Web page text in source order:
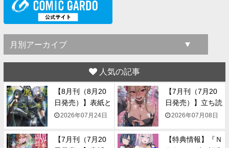
人気の記事
【8月刊（8月20
日発売）】表紙と
一...2026年07月24日
【7月刊（7月20
日発売）】立ち読
み...2026年07月08日
【7月刊（7月20
【特典情報】『Ｎ